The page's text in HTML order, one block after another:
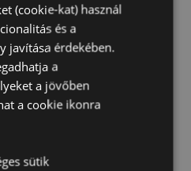
Mikulás Fej
érintkeztethető anyag:
(cookie-kat) használ
és a
javítása érdekében.
a
a jövőben
a cookie ikonra
sütik